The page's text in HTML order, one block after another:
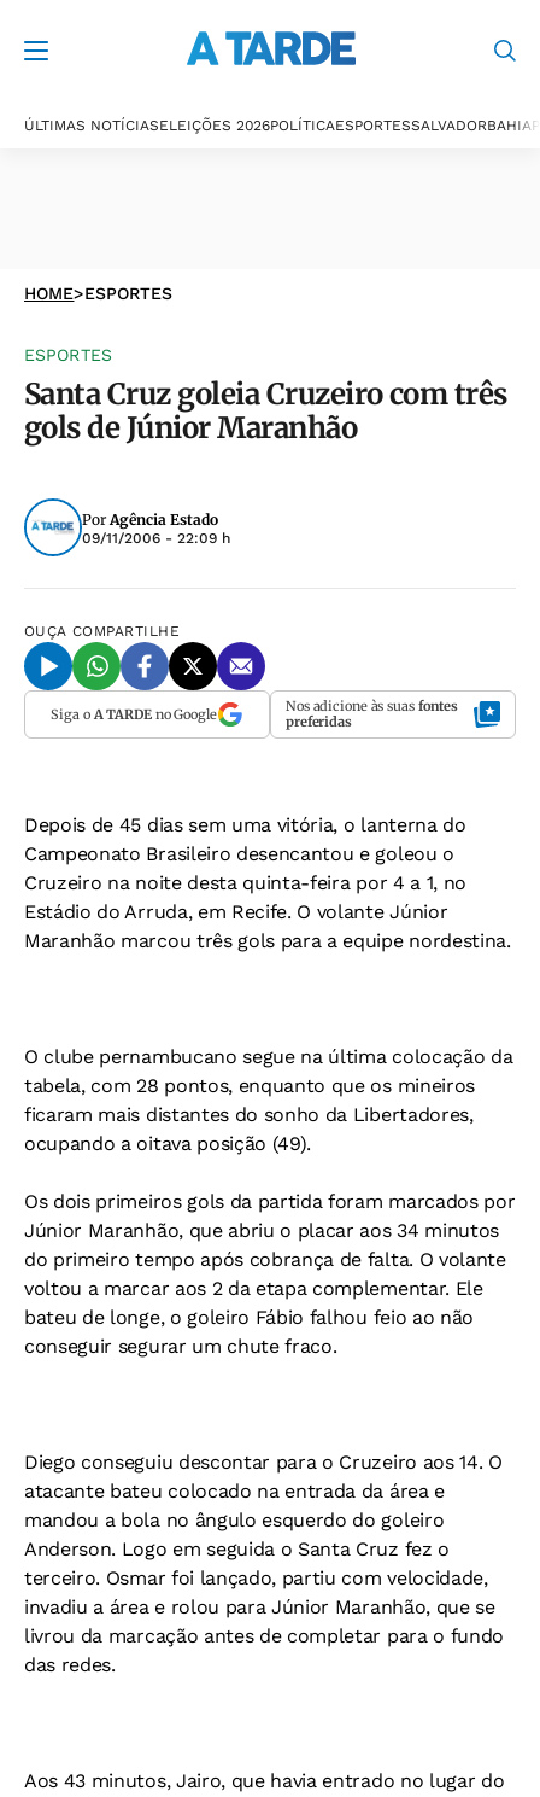
ÚLTIMAS NOTÍCIASELEIÇÕES 2026POLÍTICAESPORTESSALVADORBAHIA
HOME>ESPORTES
ESPORTES
Santa Cruz goleia Cruzeiro com três
gols de Júnior Maranhão
PorAgência Estado
09/11/2006 - 22:09 h
OUÇA COMPARTILHE
Siga o A TARDEno Google Nos adicione às suas fontes
preferidas
Depois de 45 dias sem uma vitória, o lanterna do
Campeonato Brasileiro desencantou e goleou o
Cruzeiro na noite desta quinta-feira por 4 a 1, no
Estádio do Arruda, em Recife. O volante Júnior
Maranhão marcou três gols para a equipe nordestina.
O clube pernambucano segue na última colocação da
tabela, com 28 pontos, enquanto que os mineiros
ficaram mais distantes do sonho da Libertadores,
ocupando a oitava posição (49).
Os dois primeiros gols da partida foram marcados por
Júnior Maranhão, que abriu o placar aos 34 minutos
do primeiro tempo após cobrança de falta. O volante
voltou a marcar aos 2 da etapa complementar. Ele
bateu de longe, o goleiro Fábio falhou feio ao não
conseguir segurar um chute fraco.
Diego conseguiu descontar para o Cruzeiro aos 14. O
atacante bateu colocado na entrada da área e
mandou a bola no ângulo esquerdo do goleiro
Anderson. Logo em seguida o Santa Cruz fez o
terceiro. Osmar foi lançado, partiu com velocidade,
invadiu a área e rolou para Júnior Maranhão, que se
livrou da marcação antes de completar para o fundo
das redes.
Aos 43 minutos, Jairo, que havia entrado no lugar do